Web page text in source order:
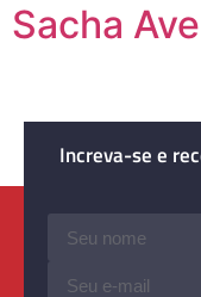
Sacha
Increva-se e